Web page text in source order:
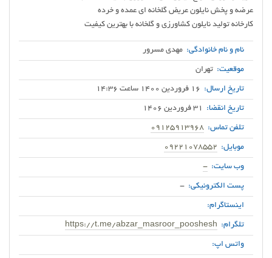
کارخانه تولید نایلون کشاورزی و گلخانه با بهترین کیفیت
نام و نام خانوادگی: مهدی مسرور
موقعیت: تهران
تاریخ ارسال: 16 فروردین 1400 ساعت 14:36
تاریخ انقضا: 31 فروردین 1406
تلفن تماس: 09125913968
موبایل: 09221078552
وب سایت: -
پست الکترونیکی: -
اینستاگرام:
تلگرام: https://t.me/abzar_masroor_pooshesh
واتس اپ: